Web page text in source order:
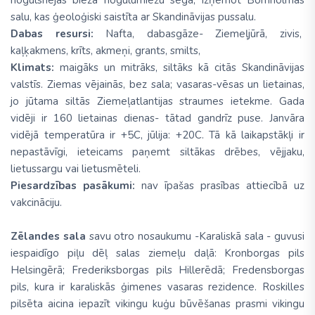
salu, kas ģeoloģiski saistīta ar Skandināvijas pussalu.
Dabas resursi: Nafta, dabasgāze- Ziemeļjūrā, zivis,
kaļķakmens, krīts, akmeņi, grants, smilts,
Klimats: maigāks un mitrāks, siltāks kā citās Skandināvijas
valstīs. Ziemas vējainās, bez sala; vasaras-vēsas un lietainas,
jo jūtama siltās Ziemeļatlantijas straumes ietekme. Gada
vidēji ir 160 lietainas dienas- tātad gandrīz puse. Janvāra
vidējā temperatūra ir +5C, jūlija: +20C. Tā kā laikapstākļi ir
nepastāvīgi, ieteicams paņemt siltākas drēbes, vējjaku,
lietussargu vai lietusmēteli.
Piesardzības pasākumi: nav īpašas prasības attiecībā uz
vakcināciju.
Zēlandes sala savu otro nosaukumu -Karaliskā sala - guvusi
iespaidīgo piļu dēļ salas ziemeļu daļā: Kronborgas pils
Helsingērā; Frederiksborgas pils Hillerēdā; Fredensborgas
pils, kura ir karaliskās ģimenes vasaras rezidence. Roskilles
pilsēta aicina iepazīt vikingu kuģu būvēšanas prasmi vikingu